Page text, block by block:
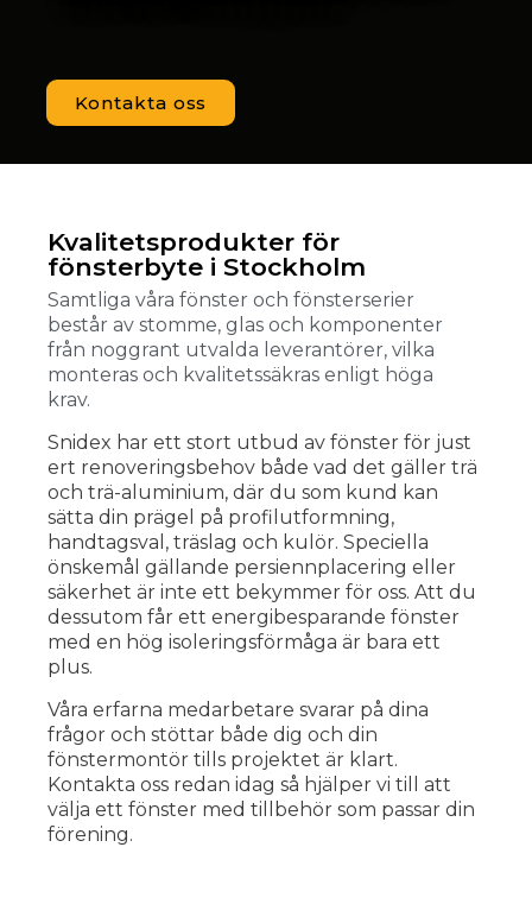
Kontakta oss
Kvalitetsprodukter för
fönsterbyte i Stockholm
Samtliga våra fönster och fönsterserier
består av stomme, glas och komponenter
från noggrant utvalda leverantörer, vilka
monteras och kvalitetssäkras enligt höga
krav.
Snidex har ett stort utbud av fönster för just
ert renoveringsbehov både vad det gäller trä
och trä-aluminium, där du som kund kan
sätta din prägel på profilutformning,
handtagsval, träslag och kulör. Speciella
önskemål gällande persiennplacering eller
säkerhet är inte ett bekymmer för oss. Att du
dessutom får ett energibesparande fönster
med en hög isoleringsförmåga är bara ett
plus.
Våra erfarna medarbetare svarar på dina
frågor och stöttar både dig och din
fönstermontör tills projektet är klart.
Kontakta oss redan idag så hjälper vi till att
välja ett fönster med tillbehör som passar din
förening.